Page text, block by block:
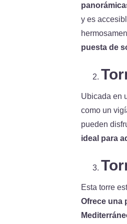
y es
puesta de
Ubicada en
como un
pueden
ideal para
Esta torre
Ofrece una